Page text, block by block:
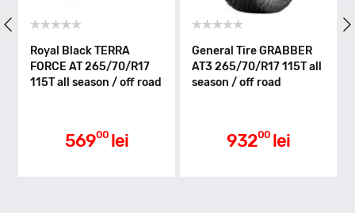
R
Aderenta pe carosabil ud
Royal Black TERRA
FORCE AT 265/70/R17
115T all season / off road
56900 lei
General Tire GRABBER
AT3 265/70/R17 115T all
season / off road
93200 lei